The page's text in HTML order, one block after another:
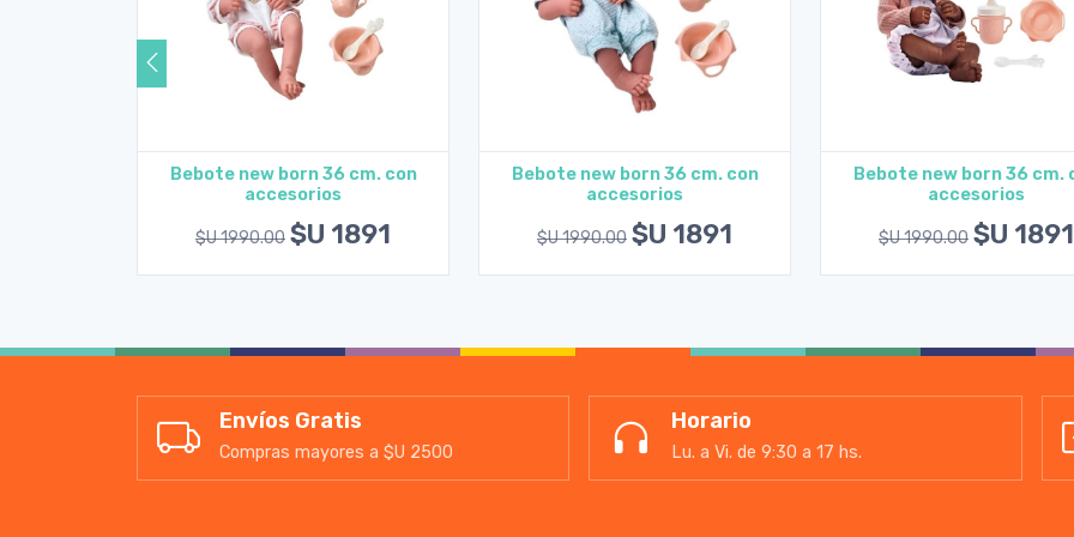
Agregar al carrito
Bebote new born 36 cm. con
accesorios
$U 1990.00 $U 1891
Agregar al carrito
Bebote new born 36 cm. con
accesorios
$U 1990.00 $U 1891
Agregar al carrito
Bebote new born 36 cm.
accesorios
$U 1990.00 $U 1891
Envíos Gratis
Compras mayores a $U 2500
Horario
Lu. a Vi. de 9:30 a 17 hs.